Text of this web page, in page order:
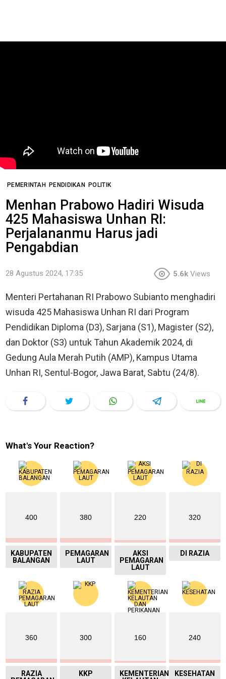
PEMERINTAH PENDIDIKAN POLITIK
Menhan Prabowo Hadiri Wisuda
425 Mahasiswa Unhan RI:
Perjalananmu Harus jadi
Pengabdian
28 Agustus 2024, 17:35 5.6k Views
Menteri Pertahanan RI Prabowo Subianto menghadiri
wisuda 425 Mahasiswa Unhan RI dari Program
Pendidikan Diploma (D3), Sarjana (S1), Magister (S2),
dan Doktor (S3) untuk Tahun Akademik 2024, di
Gedung Aula Merah Putih (AMP), Kampus Utama
Unhan RI, Sentul-Bogor, Jawa Barat, Sabtu (24/8).
What's Your Reaction?
400
KABUPATEN
BALANGAN
380
PEMAGARAN
LAUT
220
AKSI
PEMAGARAN
LAUT
320
DI RAZIA
360
RAZIA
300
KKP
160
KEMENTERIAN
240
KESEHATAN